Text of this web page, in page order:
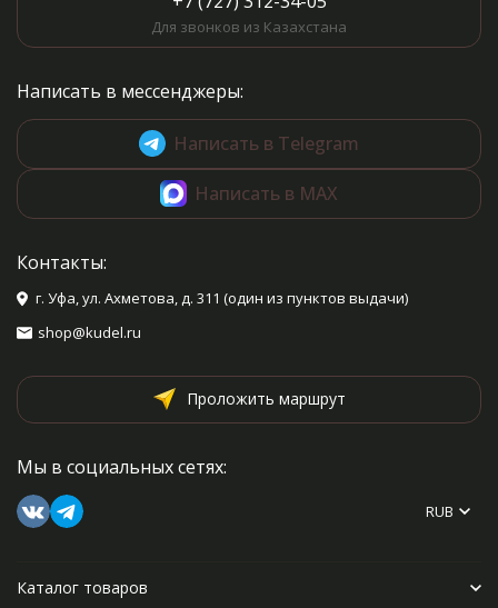
Для звонков из Казахстана
Написать в мессенджеры:
Написать в Telegram
Написать в MAX
Контакты:
г. Уфа, ул. Ахметова, д. 311 (один из пунктов выдачи)
shop@kudel.ru
Проложить маршрут
Мы в социальных сетях:
RUB
Каталог товаров